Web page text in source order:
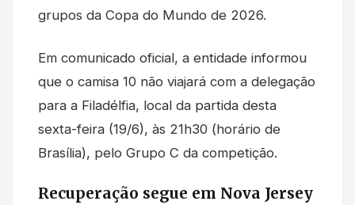
grupos da Copa do Mundo de 2026.
Em comunicado oficial, a entidade informou
que o camisa 10 não viajará com a delegação
para a Filadélfia, local da partida desta
sexta-feira (19/6), às 21h30 (horário de
Brasília), pelo Grupo C da competição.
Recuperação segue em Nova Jersey